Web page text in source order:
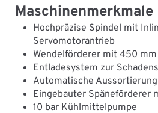
Maschinenmerkmale
Hochpräzise Spindel mit
Servomotorantrieb
Wendelförderer mit 450
Entladesystem zur
Automatische
Eingebauter Späneförderer
10 bar Kühlmittelpumpe